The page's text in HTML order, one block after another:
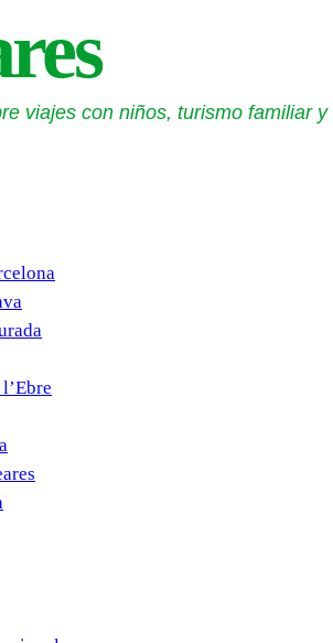
viajes con niños, turismo familiar y